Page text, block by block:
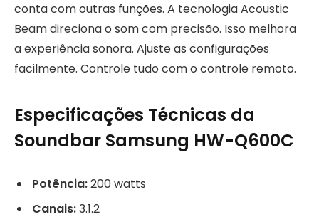
conta com outras funções. A tecnologia Acoustic
Beam direciona o som com precisão. Isso melhora
a experiência sonora. Ajuste as configurações
facilmente. Controle tudo com o controle remoto.
Especificações Técnicas da
Soundbar Samsung HW-Q600C
Potência:200 watts
Canais:3.1.2